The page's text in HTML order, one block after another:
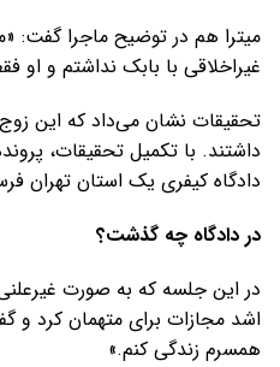
میترا هم در توضیح ماجرا گفت:
غیراخلاقی با بابک نداشتم و
تحقیقات نشان می‌داد که این
دادگاه کیفری یک استان تهران
در دادگاه چه گذشت؟
در این جلسه که به صورت
اشد مجازات برای متهمان کرد و
همسرم زندگی کنم.»